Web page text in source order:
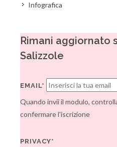
Infografica
Rimani aggiornato
Salizzole
EMAIL*
Quando invii il modulo,
confermare l'iscrizione
PRIVACY*